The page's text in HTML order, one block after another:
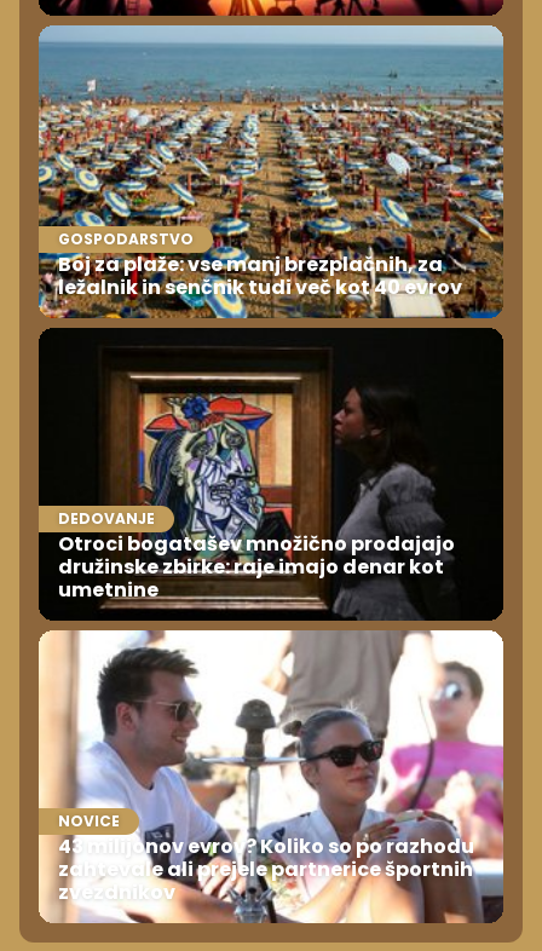
GOSPODARSTVO
Boj za plaže: vse manj brezplačnih, za
ležalnik in senčnik tudi več kot 40 evrov
DEDOVANJE
Otroci bogatašev množično prodajajo
družinske zbirke: raje imajo denar kot
umetnine
NOVICE
43 milijonov evrov? Koliko so po razhodu
zahtevale ali prejele partnerice športnih
zvezdnikov